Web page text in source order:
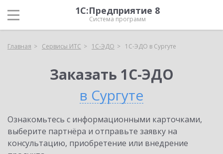
1С:Предприятие 8
Система программ
Главная Сервисы ИТС 1С-ЭДО 1С-ЭДО в Сургуте
Заказать 1С-ЭДО
в Сургуте
Ознакомьтесь с информационными карточками,
выберите партнёра и отправьте заявку на
консультацию, приобретение или внедрение